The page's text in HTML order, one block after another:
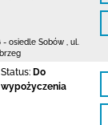
- osiedle Sobów
ul.
Status: Do
wypożyczenia